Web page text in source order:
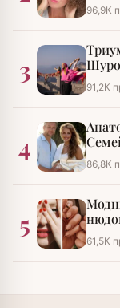
96,9К
3
91,2К
4
86,8К
5
61,5К